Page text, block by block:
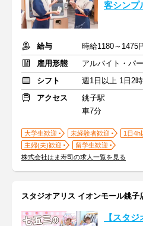
客シン
給与
雇用形態
アルバイト・パ
シフト
週1日以上 1日2
アクセス
銚子駅
車7分
大学生歓迎 未経験者歓迎
1日4h
主婦(夫)歓迎
留学生歓迎
株式会社はま寿司の求人一覧を見る
スタジオアリス イオンモール銚子
【スタ